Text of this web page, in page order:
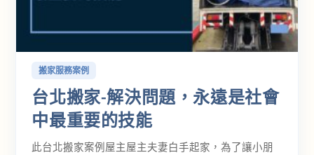
台北搬家-解決問題，永遠是社會
中最重要的技能
搬家服務案例
此台北搬家案例屋主屋主夫妻白手起家，為了讓小朋